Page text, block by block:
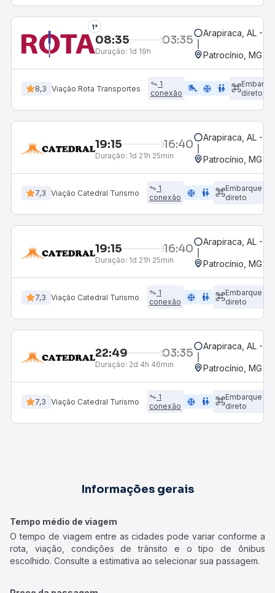
1°
08:35 03:35
Duração: 1d 19h
Arapiraca, AL -
Patrocínio, MG -
8,3 Viação Rota Transportes
1
conexão
airline_seat_legroom_extra ac_unit WC
direto
19:15 16:40
Duração: 1d 21h 25min
Arapiraca, AL -
Patrocínio, MG -
7,3 Viação Catedral Turismo
1
conexão
ac_unit wc
Embarque
direto
19:15 16:40
Duração: 1d 21h 25min
Arapiraca, AL -
Patrocínio, MG -
7,3 Viação Catedral Turismo
1
conexão
ac_unit wc
Embarque
direto
22:49 03:35
Duração: 2d 4h 46min
Arapiraca, AL -
Patrocínio, MG -
7,3 Viação Catedral Turismo
1
conexão
ac_unit wc
Embarque
direto
Informações gerais
Tempo médio de viagem
O tempo de viagem entre as cidades pode variar conforme a
rota, viação, condições de trânsito e o tipo de ônibus
escolhido. Consulte a estimativa ao selecionar sua passagem.